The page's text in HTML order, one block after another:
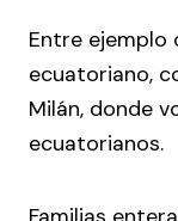
Entre ejemplo
ecuatoriano,
Milán, donde
ecuatorianos.